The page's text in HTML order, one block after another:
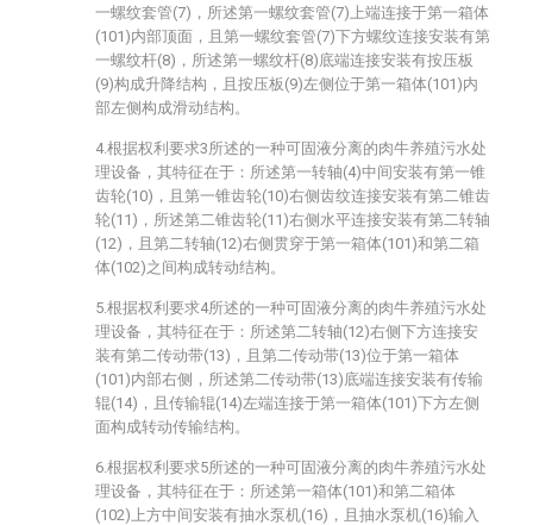
一螺纹套管(7)，所述第一螺纹套管(7)上端连接于第一箱体
(101)内部顶面，且第一螺纹套管(7)下方螺纹连接安装有第
一螺纹杆(8)，所述第一螺纹杆(8)底端连接安装有按压板
(9)构成升降结构，且按压板(9)左侧位于第一箱体(101)内
部左侧构成滑动结构。
4.根据权利要求3所述的一种可固液分离的肉牛养殖污水处
理设备，其特征在于：所述第一转轴(4)中间安装有第一锥
齿轮(10)，且第一锥齿轮(10)右侧齿纹连接安装有第二锥齿
轮(11)，所述第二锥齿轮(11)右侧水平连接安装有第二转轴
(12)，且第二转轴(12)右侧贯穿于第一箱体(101)和第二箱
体(102)之间构成转动结构。
5.根据权利要求4所述的一种可固液分离的肉牛养殖污水处
理设备，其特征在于：所述第二转轴(12)右侧下方连接安
装有第二传动带(13)，且第二传动带(13)位于第一箱体
(101)内部右侧，所述第二传动带(13)底端连接安装有传输
辊(14)，且传输辊(14)左端连接于第一箱体(101)下方左侧
面构成转动传输结构。
6.根据权利要求5所述的一种可固液分离的肉牛养殖污水处
理设备，其特征在于：所述第一箱体(101)和第二箱体
(102)上方中间安装有抽水泵机(16)，且抽水泵机(16)输入